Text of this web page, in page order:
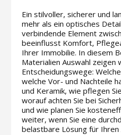
Ein stilvoller, sicherer und
mehr als ein optisches
verbindende Element
beeinflusst Komfort,
Ihrer Immobilie. In diesem
Materialien Auswahl zeigen
Entscheidungswege:
welche Vor- und Nachteile
und Keramik, wie pflegen
worauf achten Sie bei
und wie planen Sie
weiter, wenn Sie eine
belastbare Lösung für Ihren